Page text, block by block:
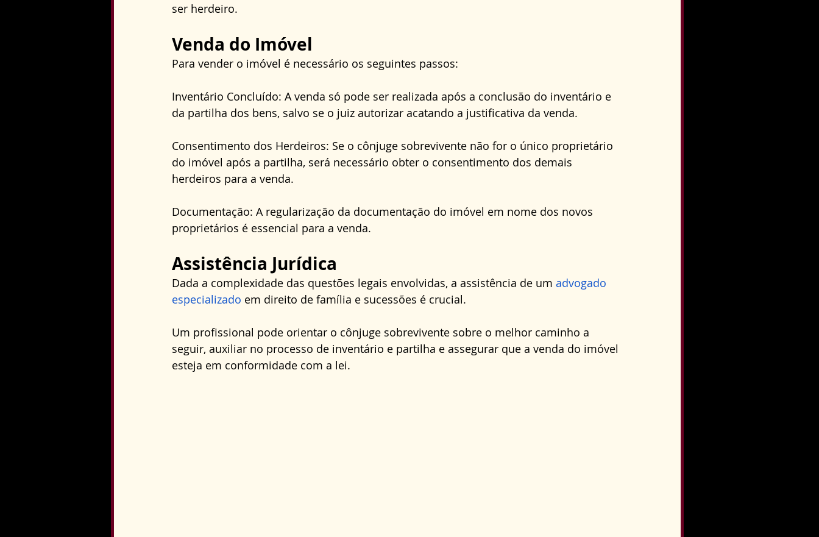
ser herdeiro.
Venda do Imóvel
Para vender o imóvel é necessário os seguintes passos:
Inventário Concluído: A venda só pode ser realizada após a conclusão do inventário e
da partilha dos bens, salvo se o juiz autorizar acatando a justificativa da venda.
Consentimento dos Herdeiros: Se o cônjuge sobrevivente não for o único proprietário
do imóvel após a partilha, será necessário obter o consentimento dos demais
herdeiros para a venda.
Documentação: A regularização da documentação do imóvel em nome dos novos
proprietários é essencial para a venda.
Assistência Jurídica
Dada a complexidade das questões legais envolvidas, a assistência de um advogado
especializado em direito de família e sucessões é crucial.
Um profissional pode orientar o cônjuge sobrevivente sobre o melhor caminho a
seguir, auxiliar no processo de inventário e partilha e assegurar que a venda do imóvel
esteja em conformidade com a lei.